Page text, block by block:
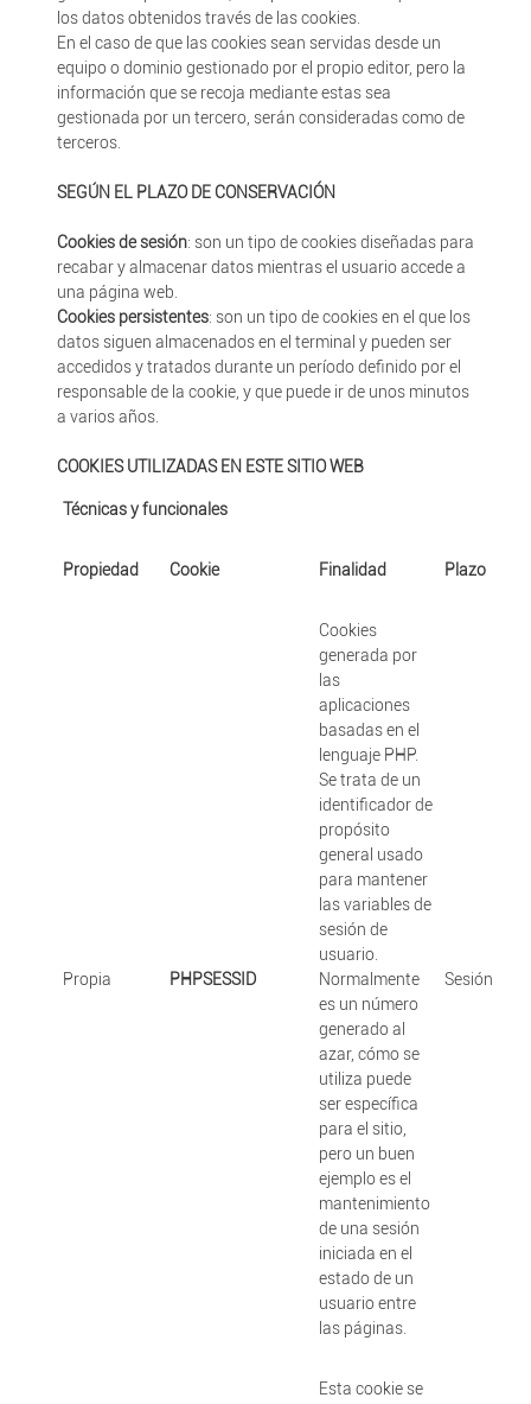
los datos obtenidos través de las cookies.
En el caso de que las cookies sean servidas desde un
equipo o dominio gestionado por el propio editor, pero la
información que se recoja mediante estas sea
gestionada por un tercero, serán consideradas como de
terceros.
SEGÚN EL PLAZO DE CONSERVACIÓN
Cookies de sesión: son un tipo de cookies diseñadas para
recabar y almacenar datos mientras el usuario accede a
una página web.
Cookies persistentes: son un tipo de cookies en el que los
datos siguen almacenados en el terminal y pueden ser
accedidos y tratados durante un período definido por el
responsable de la cookie, y que puede ir de unos minutos
a varios años.
COOKIES UTILIZADAS EN ESTE SITIO WEB
Técnicas y funcionales
Propiedad Cookie Finalidad Plazo
Propia PHPSESSID
Cookies
generada por
las
aplicaciones
basadas en el
lenguaje PHP.
Se trata de un
identificador de
propósito
general usado
para mantener
las variables de
sesión de
usuario.
Normalmente
es un número
generado al
azar, cómo se
utiliza puede
ser específica
para el sitio,
pero un buen
ejemplo es el
mantenimiento
de una sesión
iniciada en el
estado de un
usuario entre
las páginas.
Sesión
Esta cookie se